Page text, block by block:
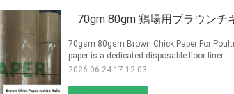
70gm 80gm 鶏場用ブラウンチ
70gsm 80gsm Brown Chick Paper For
paper is a dedicated disposable floor liner ...
2026-06-24 17:12:03